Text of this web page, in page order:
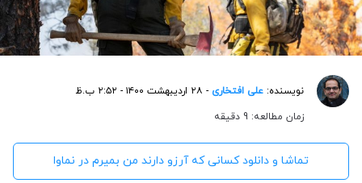
نویسنده: علی افتخاری - ۲۸ اردیبهشت ۱۴۰۰ - ۲:۵۲ ب.ظ
زمان مطالعه: 9 دقیقه
تماشا و دانلود کسانی که آرزو دارند من بمیرم در نماوا